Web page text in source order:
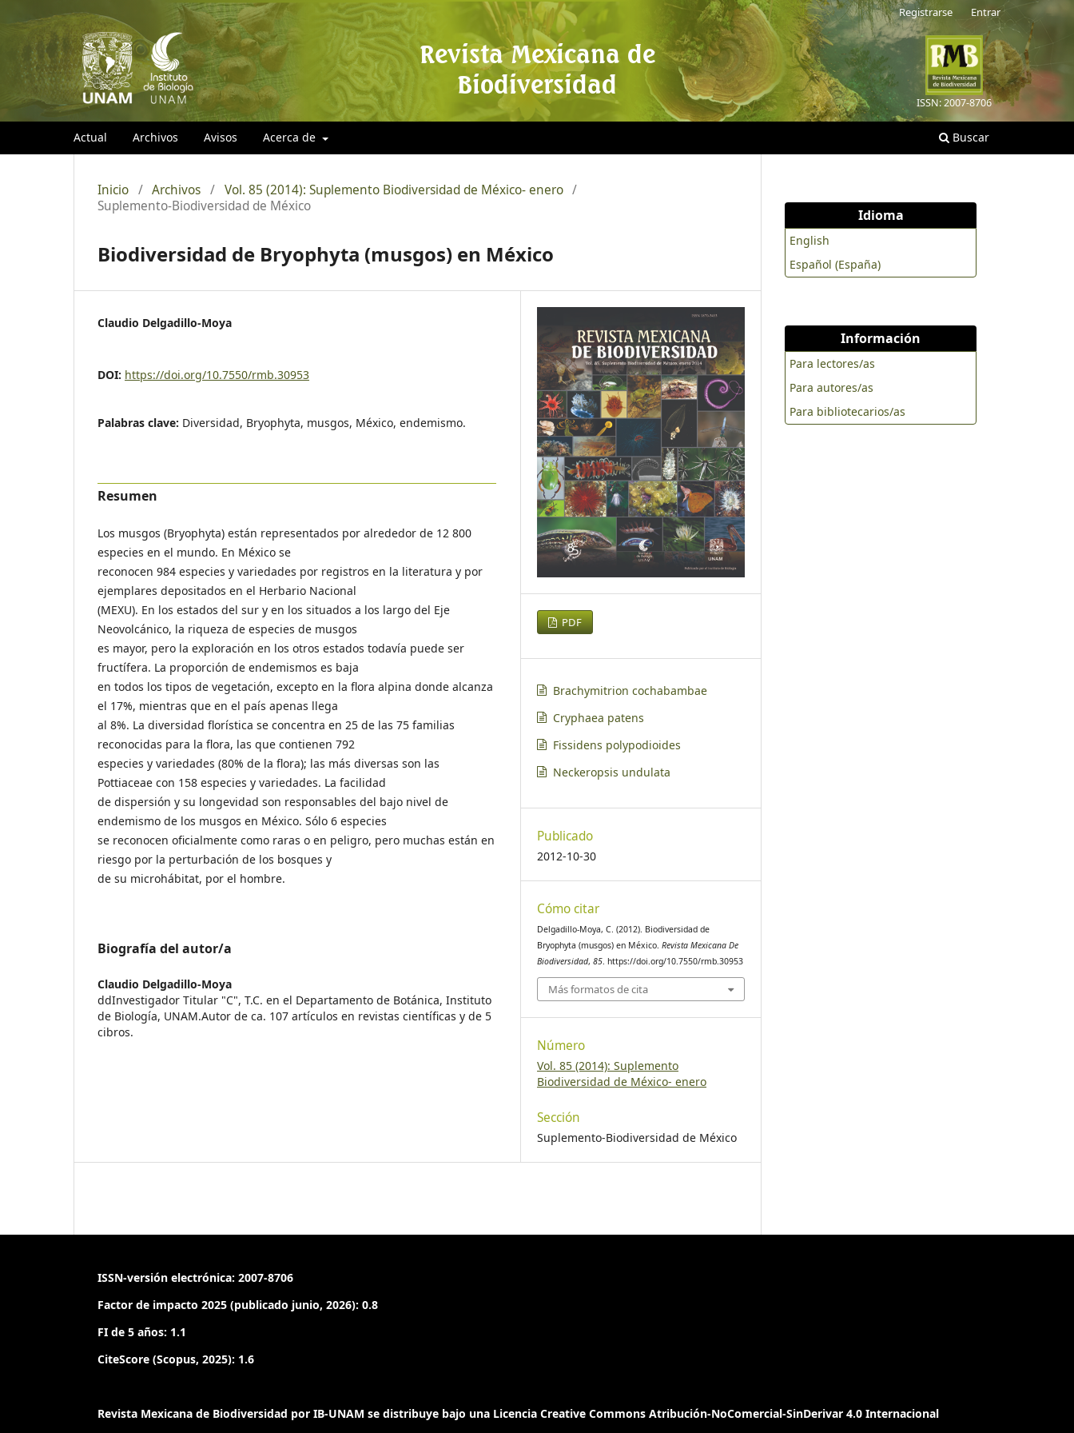
Revista Mexicana de
Biodiversidad
ISSN: 2007-8706
Actual Archivos Avisos Acerca de Buscar
Registrarse Entrar
Inicio / Archivos / Vol. 85 (2014): Suplemento Biodiversidad de México- enero /
Suplemento-Biodiversidad de México
Biodiversidad de Bryophyta (musgos) en México
Claudio Delgadillo-Moya
DOI: https://doi.org/10.7550/rmb.30953
Palabras clave: Diversidad, Bryophyta, musgos, México, endemismo.
Resumen
Los musgos (Bryophyta) están representados por alrededor de 12 800
especies en el mundo. En México se
reconocen 984 especies y variedades por registros en la literatura y por
ejemplares depositados en el Herbario Nacional
(MEXU). En los estados del sur y en los situados a los largo del Eje
Neovolcánico, la riqueza de especies de musgos
es mayor, pero la exploración en los otros estados todavía puede ser
fructífera. La proporción de endemismos es baja
en todos los tipos de vegetación, excepto en la flora alpina donde alcanza
el 17%, mientras que en el país apenas llega
al 8%. La diversidad florística se concentra en 25 de las 75 familias
reconocidas para la flora, las que contienen 792
especies y variedades (80% de la flora); las más diversas son las
Pottiaceae con 158 especies y variedades. La facilidad
de dispersión y su longevidad son responsables del bajo nivel de
endemismo de los musgos en México. Sólo 6 especies
se reconocen oficialmente como raras o en peligro, pero muchas están en
riesgo por la perturbación de los bosques y
de su microhábitat, por el hombre.
Biografía del autor/a
Claudio Delgadillo-Moya
ddInvestigador Titular "C", T.C. en el Departamento de Botánica, Instituto
de Biología, UNAM.Autor de ca. 107 artículos en revistas científicas y de 5
cibros.
PDF
Brachymitrion cochabambae
Cryphaea patens
Fissidens polypodioides
Neckeropsis undulata
Publicado
2012-10-30
Cómo citar
Delgadillo-Moya, C. (2012). Biodiversidad de
Bryophyta (musgos) en México.Revista Mexicana De
Biodiversidad,85 . https://doi.org/10.7550/rmb.30953
Más formatos de cita
Número
Vol. 85 (2014): Suplemento
Biodiversidad de México- enero
Sección
Suplemento-Biodiversidad de México
Idioma
English
Español (España)
Información
Para lectores/as
Para autores/as
Para bibliotecarios/as
ISSN-versión electrónica: 2007-8706
Factor de impacto 2025 (publicado junio, 2026): 0.8
FI de 5 años: 1.1
CiteScore (Scopus, 2025): 1.6
Revista Mexicana de Biodiversidad por IB-UNAM se distribuye bajo una Licencia Creative Commons Atribución-NoComercial-SinDerivar 4.0 Internacional